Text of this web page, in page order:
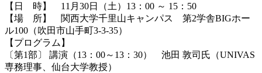
【日 時】 11月30日（土）13：00 ～ 15：50
【場 所】 関西大学千里山キャンパス 第2学舎BIGホー
ル100（吹田市山手町3-3-35）
【プログラム】
〔第1部〕 講演（13：00～13：30） 池田 敦司氏（UNIVAS
専務理事、仙台大学教授）